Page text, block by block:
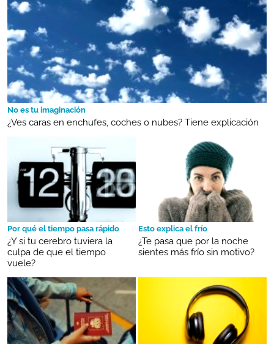
No es tu imaginación
¿Ves caras en enchufes, coches o nubes? Tiene explicación
Por qué el tiempo pasa rápido
¿Y si tu cerebro tuviera la
culpa de que el tiempo
vuele?
Esto explica el frío
¿Te pasa que por la noche
sientes más frío sin motivo?